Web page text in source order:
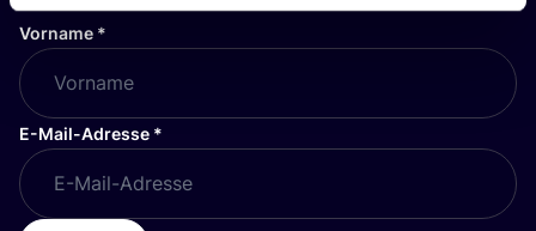
Vorname *
E-Mail-Adresse *